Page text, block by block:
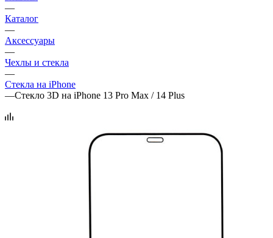
—
Каталог
—
Аксессуары
—
Чехлы и стекла
—
Стекла на iPhone
—Стекло 3D на iPhone 13 Pro Max / 14 Plus